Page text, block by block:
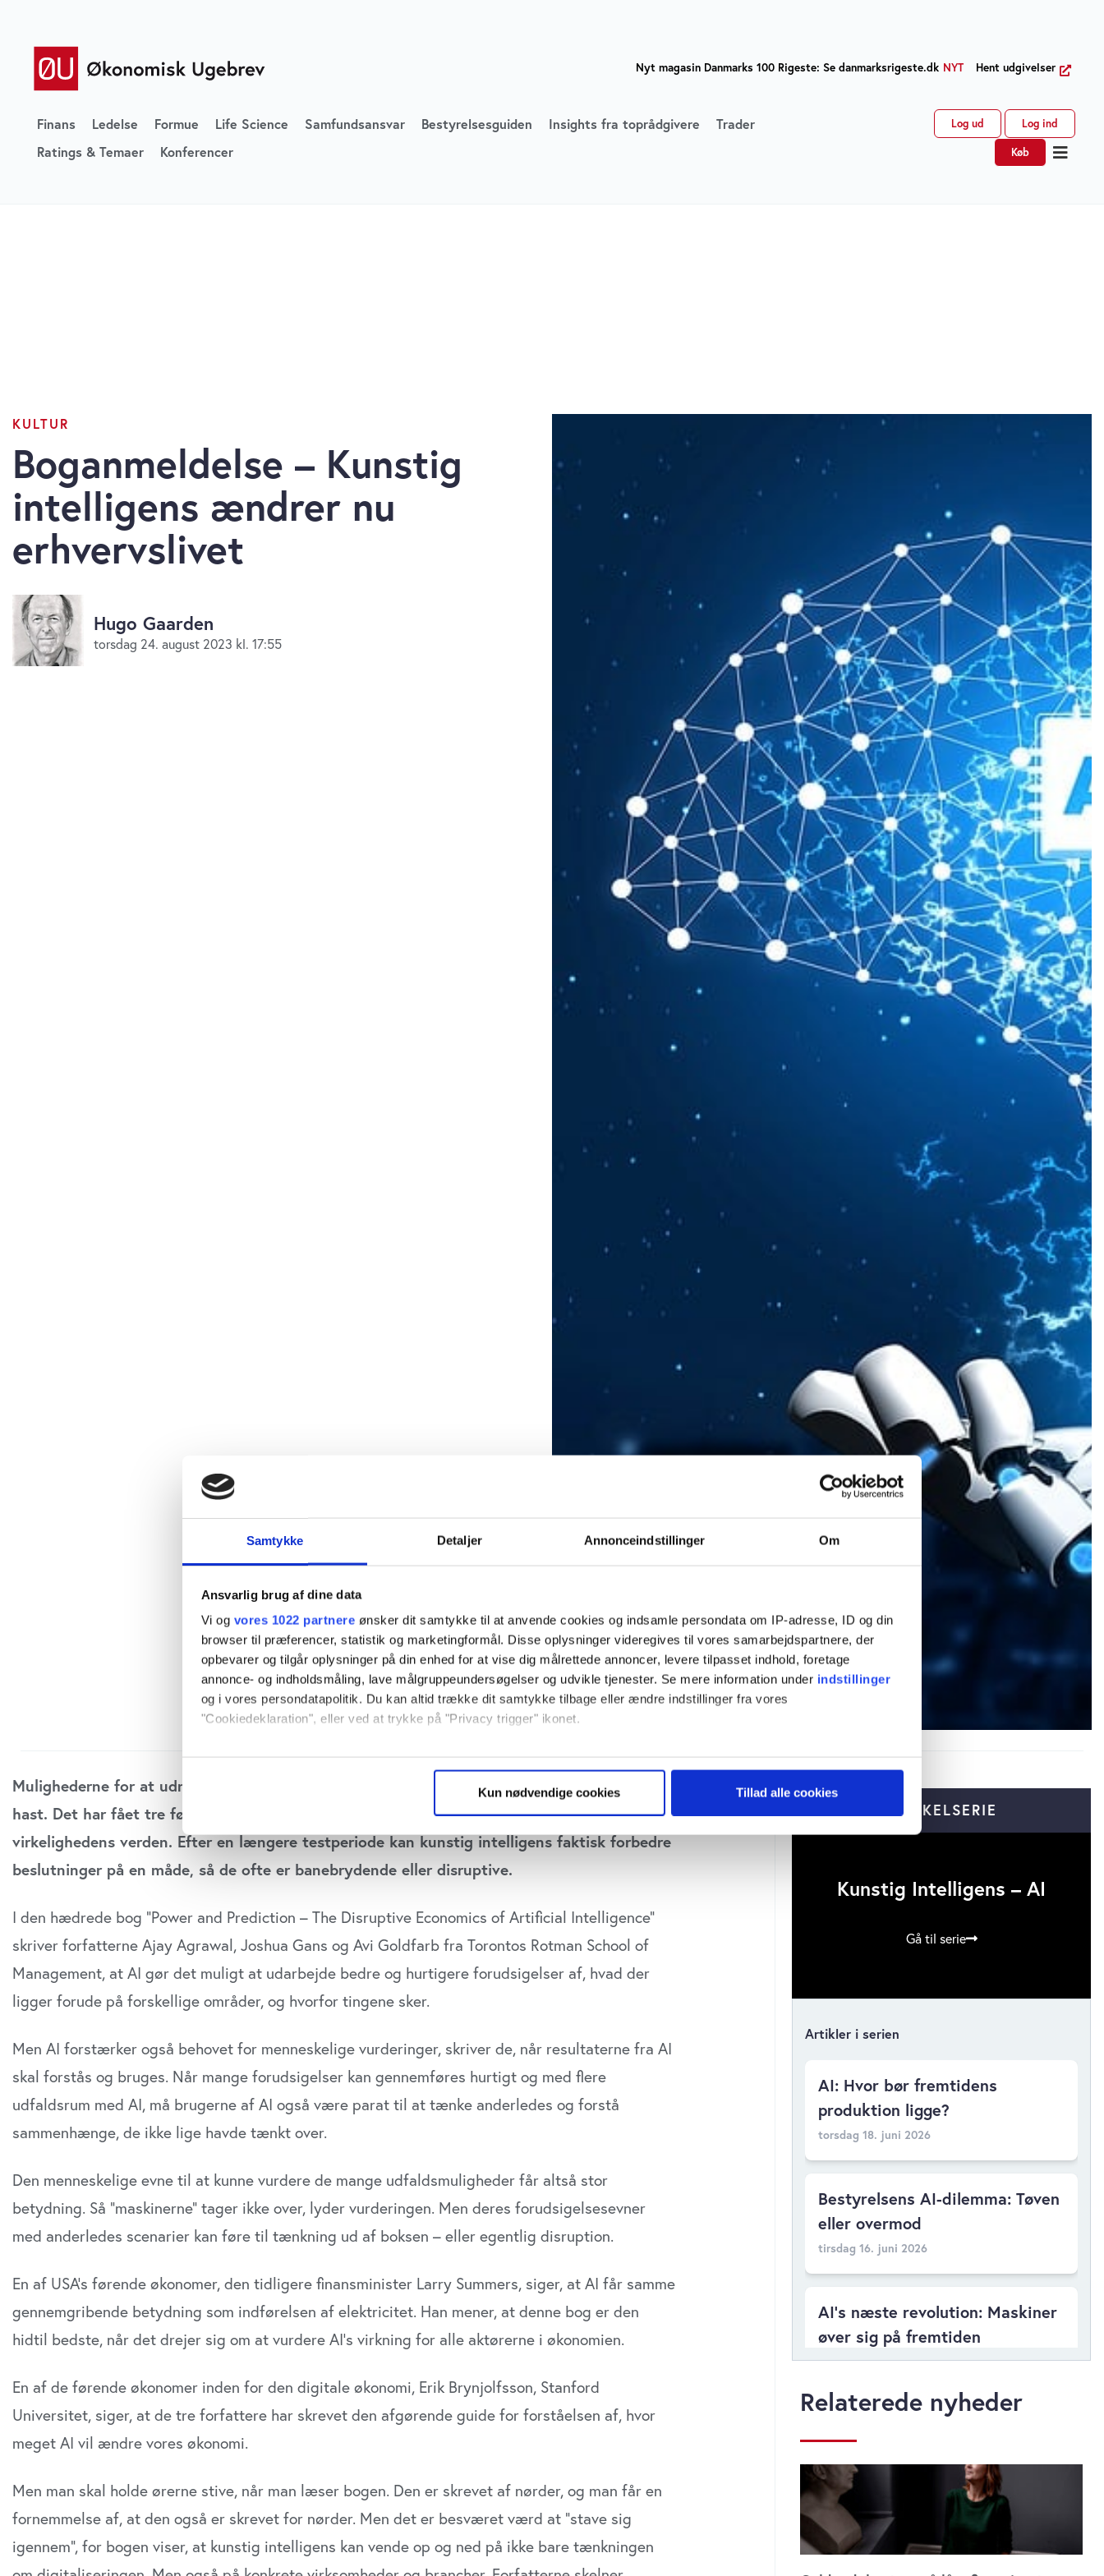
Samtykke Detaljer Annonceindstillinger Om
Ansvarlig brug af dine data
Vi og vores 1022 partnere ønsker dit samtykke til at anvende cookies og indsamle persondata om IP-adresse, ID og din
browser til præferencer, statistik og marketingformål. Disse oplysninger videregives til vores samarbejdspartnere, der
opbevarer og tilgår oplysninger på din enhed for at vise dig målrettede annoncer, levere tilpasset indhold, foretage
annonce- og indholdsmåling, lave målgruppeundersøgelser og udvikle tjenester. Se mere information under indstillinger
og i vores persondatapolitik. Du kan altid trække dit samtykke tilbage eller ændre indstillinger fra vores
"Cookiedeklaration", eller ved at trykke på "Privacy trigger" ikonet.
Hvis du tillader det, vil vi også gerne:
Identificere din enhed baseret på en scanning af dens unikke karakteristika (fingerprinting)
Vi bruger cookies til at tilpasse vores indhold og annoncer, til at vise dig funktioner til sociale medier og til at analysere
vores trafik. Vi deler også oplysninger om din brug af vores website med vores partnere inden for sociale medier,
dem, eller som de har indsamlet fra din brug af deres tjenester. Du samtykker til vores cookies, hvis du fortsætter med at
anvende vores hjemmeside.
Kun nødvendige cookies Tillad alle cookies
Nyt magasin Danmarks 100 Rigeste: Se danmarksrigeste.dk NYT Hent udgivelser
Finans Ledelse Formue Life Science Samfundsansvar Bestyrelsesguiden Insights fra toprådgivere
Trader
Ratings & Temaer
Konferencer
Log ud Log ind
Køb
KULTUR
Boganmeldelse – Kunstig
intelligens ændrer nu
erhvervslivet
Hugo Gaarden
torsdag 24. august 2023 kl. 17:55
Mulighederne for at udnytte kunstig Intelligens til noget brugbart udvikler sig med rivende
hast. Det har fået tre førende AI-forskere til at skrive en bog om de praktiske muligheder i
virkelighedens verden. Efter en længere testperiode kan kunstig intelligens faktisk forbedre
beslutninger på en måde, så de ofte er banebrydende eller disruptive.
I den hædrede bog ”Power and Prediction – The Disruptive Economics of Artificial Intelligence”
skriver forfatterne Ajay Agrawal, Joshua Gans og Avi Goldfarb fra Torontos Rotman School of
Management, at AI gør det muligt at udarbejde bedre og hurtigere forudsigelser af, hvad der
ligger forude på forskellige områder, og hvorfor tingene sker.
Men AI forstærker også behovet for menneskelige vurderinger, skriver de, når resultaterne fra AI
skal forstås og bruges. Når mange forudsigelser kan gennemføres hurtigt og med flere
udfaldsrum med AI, må brugerne af AI også være parat til at tænke anderledes og forstå
sammenhænge, de ikke lige havde tænkt over.
Den menneskelige evne til at kunne vurdere de mange udfaldsmuligheder får altså stor
betydning. Så ”maskinerne” tager ikke over, lyder vurderingen. Men deres forudsigelsesevner
med anderledes scenarier kan føre til tænkning ud af boksen – eller egentlig disruption.
En af USA’s førende økonomer, den tidligere finansminister Larry Summers, siger, at AI får samme
gennemgribende betydning som indførelsen af elektricitet. Han mener, at denne bog er den
hidtil bedste, når det drejer sig om at vurdere AI’s virkning for alle aktørerne i økonomien.
En af de førende økonomer inden for den digitale økonomi, Erik Brynjolfsson, Stanford
Universitet, siger, at de tre forfattere har skrevet den afgørende guide for forståelsen af, hvor
meget AI vil ændre vores økonomi.
Men man skal holde ørerne stive, når man læser bogen. Den er skrevet af nørder, og man får en
fornemmelse af, at den også er skrevet for nørder. Men det er besværet værd at ”stave sig
igennem”, for bogen viser, at kunstig intelligens kan vende op og ned på ikke bare tænkningen
ARTIKELSERIE
Kunstig Intelligens – AI
Gå til serie
Artikler i serien
AI: Hvor bør fremtidens
produktion ligge?
torsdag 18. juni 2026
Bestyrelsens AI-dilemma: Tøven
eller overmod
tirsdag 16. juni 2026
AI’s næste revolution: Maskiner
øver sig på fremtiden
mandag 08. juni 2026
fortsætter: 5000 job i fare
mandag 01. juni 2026
Relaterede nyheder